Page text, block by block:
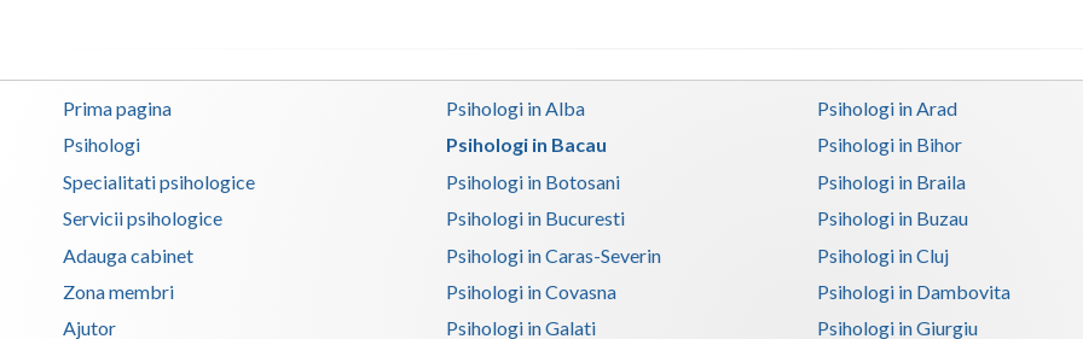
Prima pagina
Psihologi
Specialitati psihologice
Servicii psihologice
Adauga cabinet
Zona membri
Ajutor
Psihologi in Alba Psihologi in Arad
Psihologi in Bacau
Psihologi in Bihor
Psihologi in Botosani
Psihologi in Braila
Psihologi in Bucuresti
Psihologi in Buzau
Psihologi in Caras-Severin
Psihologi in Cluj
Psihologi in Covasna
Psihologi in Dambovita
Psihologi in Galati
Psihologi in Giurgiu